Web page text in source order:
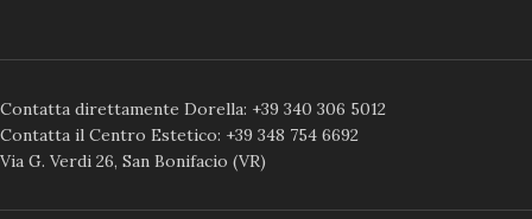
Contatta direttamente Dorella: +39 340 306 5012
Contatta il Centro Estetico: +39 348 754 6692
Via G. Verdi 26, San Bonifacio (VR)